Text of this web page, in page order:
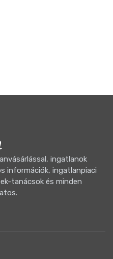
ingatlanok
információk, ingatlanpiaci
tanácsok és minden